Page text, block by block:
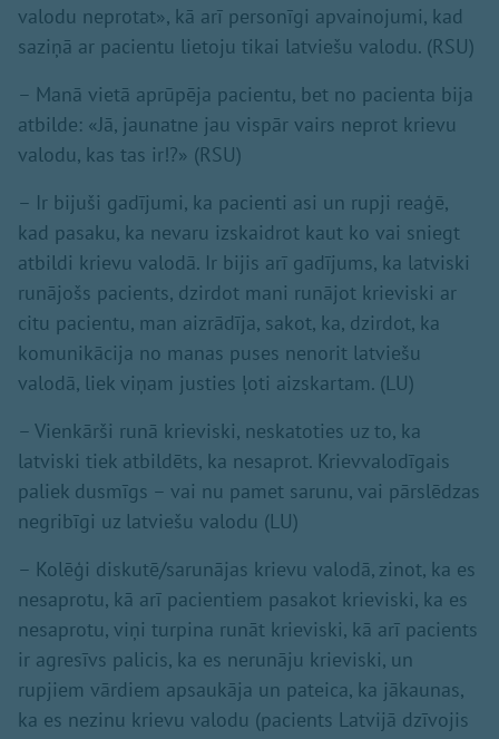
valodu neprotat», kā arī personīgi apvainojumi, kad
saziņā ar pacientu lietoju tikai latviešu valodu. (RSU)
– Manā vietā aprūpēja pacientu, bet no pacienta bija
atbilde: «Jā, jaunatne jau vispār vairs neprot krievu
valodu, kas tas ir!?» (RSU)
– Ir bijuši gadījumi, ka pacienti asi un rupji reaģē,
kad pasaku, ka nevaru izskaidrot kaut ko vai sniegt
atbildi krievu valodā. Ir bijis arī gadījums, ka latviski
runājošs pacients, dzirdot mani runājot krieviski ar
citu pacientu, man aizrādīja, sakot, ka, dzirdot, ka
komunikācija no manas puses nenorit latviešu
valodā, liek viņam justies ļoti aizskartam. (LU)
– Vienkārši runā krieviski, neskatoties uz to, ka
latviski tiek atbildēts, ka nesaprot. Krievvalodīgais
paliek dusmīgs – vai nu pamet sarunu, vai pārslēdzas
negribīgi uz latviešu valodu (LU)
– Kolēģi diskutē/sarunājas krievu valodā, zinot, ka es
nesaprotu, kā arī pacientiem pasakot krieviski, ka es
nesaprotu, viņi turpina runāt krieviski, kā arī pacients
ir agresīvs palicis, ka es nerunāju krieviski, un
rupjiem vārdiem apsaukāja un pateica, ka jākaunas,
ka es nezinu krievu valodu (pacients Latvijā dzīvojis